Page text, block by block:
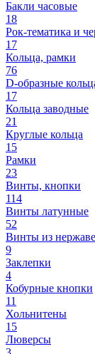
Бакли часовые
18
Рок-тематика и
17
Кольца, рамки
76
D-образные
17
Кольца заводные
21
Круглые кольца
15
Рамки
23
Винты, кнопки
114
Винты латунные
52
Винты из
9
Заклепки
4
Кобурные кнопки
11
Хольнитены
15
Люверсы